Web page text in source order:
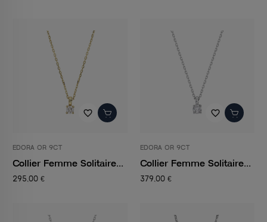
favorite_border
EDORA OR 9CT
Collier Femme Solitaire...
295,00 €
favorite_border
EDORA OR 9CT
Collier Femme Solitaire...
379,00 €